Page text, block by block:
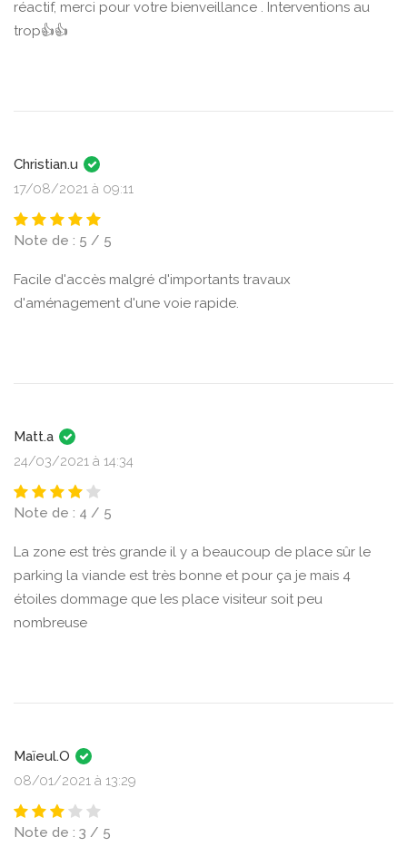
réactif, merci pour votre bienveillance . Interventions au
trop👍👍
Christian.u
17/08/2021 à 09:11
Note de : 5 / 5
Facile d'accès malgré d'importants travaux
d'aménagement d'une voie rapide.
Matt.a
24/03/2021 à 14:34
Note de : 4 / 5
La zone est très grande il y a beaucoup de place sûr le
parking la viande est très bonne et pour ça je mais 4
étoiles dommage que les place visiteur soit peu
nombreuse
Maïeul.O
08/01/2021 à 13:29
Note de : 3 / 5